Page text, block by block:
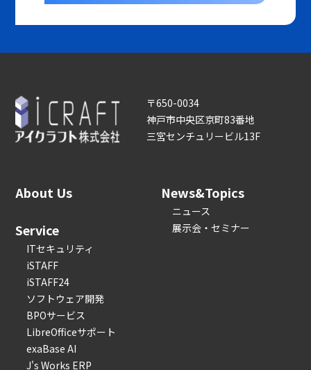
〒650-0034
神戸市中央区京町83番地
三宮センチュリービル13F
About Us
Service
ITセキュリティ
iSTAFF
iSTAFF24
ソフトウェア開発
BPOサービス
LibreOfficeサポート
exaBase AI
J's Works ERP
News&Topics
ニュース
展示会・セミナー